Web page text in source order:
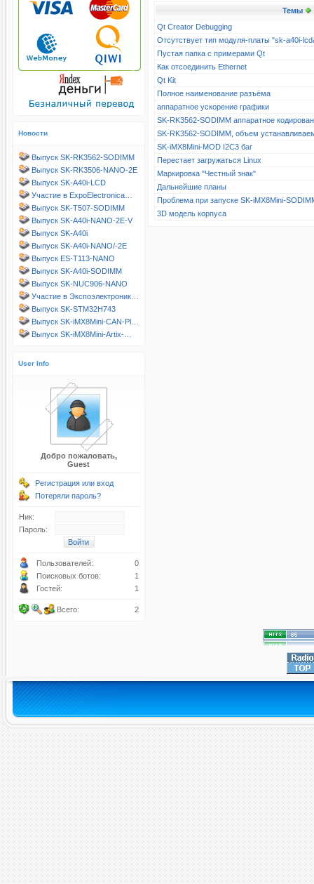
Новости
Выпуск SK-RK3562-SODIMM
Выпуск SK-RK3506-NANO-2E
Выпуск SK-A40i-LCD
Участие в ExpoElectronica…
Выпуск SK-T507-SODIMM
Выпуск SK-A40i-NANO-2E-V
Выпуск SK-A40i
Выпуск SK-A40i-NANO/-2E
Выпуск ES-T113-NANO
Выпуск SK-A40i-SODIMM
Выпуск SK-NUC906-NANO
Участие в Экспоэлектроник…
Выпуск SK-STM32H743
Выпуск SK-iMX8Mini-CAN-Pl…
Выпуск SK-iMX8Mini-Artix-…
User Info
Добро пожаловать,
Guest
Регистрация или вход
Потеряли пароль?
Ник:
Пароль:
Пользователей:
0
Поисковых ботов:
1
Гостей:
1
Всего: 2
Темы
Qt Creator Debugging
Отсутствует тип модуля-платы "sk-a40i-
Пустая папка с примерами Qt
Как отсоединить Ethernet
Qt Kit
Полное наименование разъёма
аппаратное ускорение графики
SK-RK3562-SODIMM аппаратное
SK-RK3562-SODIMM, объем
SK-iMX8Mini-MOD I2C3 баг
Перестает загружаться Linux
Маркировка "Честный знак"
Дальнейшие планы
Проблема при запуске SK-iMX8Mini-
3D модель корпуса